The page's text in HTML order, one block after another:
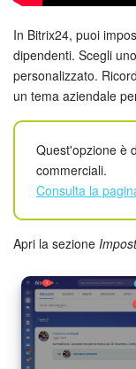
Gruppi di
Incarichi e
CRM
Sales
Analisi
In Bitrix24, puoi
dipendenti. Scegli
personalizzato.
un tema aziendale
Quest'opzione è
commerciali.
Consulta la
Apri la sezione